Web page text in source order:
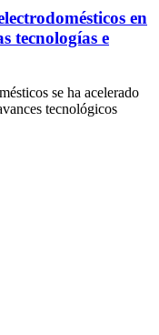
en
tecnologías e
se ha acelerado
tecnológicos